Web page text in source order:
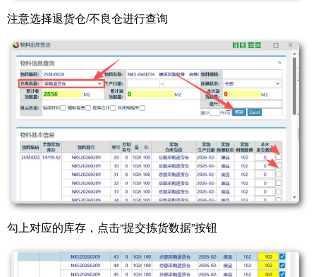
注意选择退货仓/不良仓进行查询
勾上对应的库存，点击“提交拣货数据”按钮